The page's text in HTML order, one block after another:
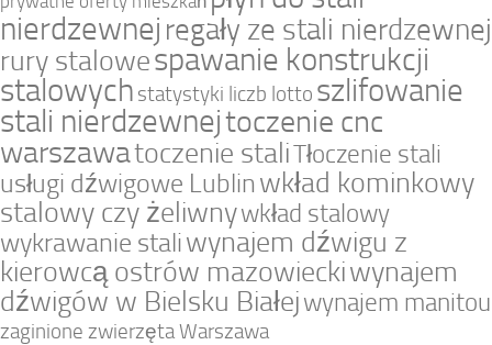
nierdzewnej regały ze stali nierdzewnej
rury stalowespawanie konstrukcji
stalowych statystyki liczb lotto szlifowanie
stali nierdzewnejtoczenie cnc
warszawatoczenie staliTłoczenie stali
usługi dźwigowe Lublin wkład kominkowy
stalowy czy żeliwnywkład stalowy
wykrawanie staliwynajem dźwigu z
kierowcą ostrów mazowieckiwynajem
dźwigów w Bielsku Białejwynajem manitou
zaginione zwierzęta Warszawa